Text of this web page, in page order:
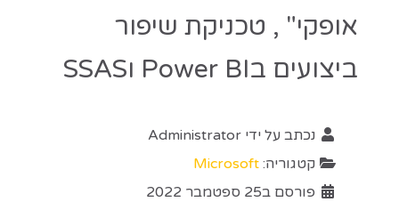
אופקי" , טכניקת שיפור
ביצועים בPower BI וSSAS
נכתב על ידי Administrator
קטגוריה: Microsoft
פורסם ב25 ספטמבר 2022